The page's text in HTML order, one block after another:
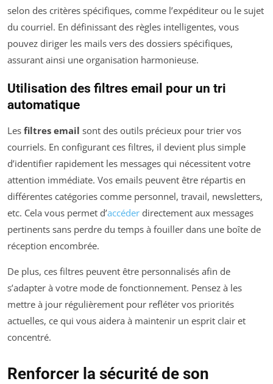
selon des critères spécifiques, comme l’expéditeur ou le sujet
du courriel. En définissant des règles intelligentes, vous
pouvez diriger les mails vers des dossiers spécifiques,
assurant ainsi une organisation harmonieuse.
Utilisation des filtres email pour un tri
automatique
Les filtres email sont des outils précieux pour trier vos
courriels. En configurant ces filtres, il devient plus simple
d’identifier rapidement les messages qui nécessitent votre
attention immédiate. Vos emails peuvent être répartis en
différentes catégories comme personnel, travail, newsletters,
etc. Cela vous permet d’accéder directement aux messages
pertinents sans perdre du temps à fouiller dans une boîte de
réception encombrée.
De plus, ces filtres peuvent être personnalisés afin de
s’adapter à votre mode de fonctionnement. Pensez à les
mettre à jour régulièrement pour refléter vos priorités
actuelles, ce qui vous aidera à maintenir un esprit clair et
concentré.
Renforcer la sécurité de son